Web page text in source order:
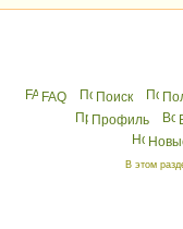
FAQ Поиск
Профиль
В этом